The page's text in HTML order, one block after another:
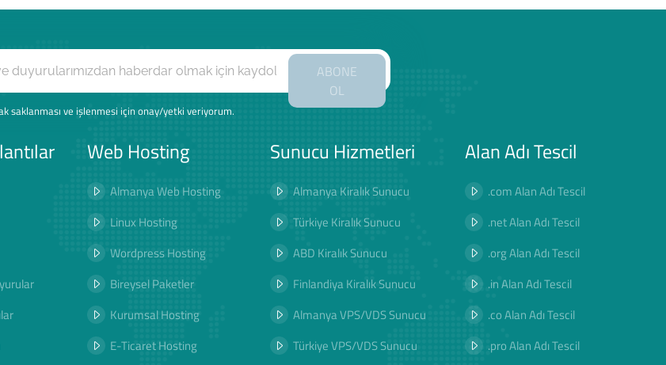
ABONE
OL
saklanması ve işlenmesi için onay/yetki veriyorum.
Web Hosting
Almanya Web Hosting
Linux Hosting
Wordpress Hosting
Bireysel Paketler
Kurumsal Hosting
E-Ticaret Hosting
Sunucu Hizmetleri
Almanya Kiralık Sunucu
Türkiye Kiralık Sunucu
ABD Kiralık Sunucu
Finlandiya Kiralık Sunucu
Almanya VPS/VDS Sunucu
Türkiye VPS/VDS Sunucu
Alan Adı Tescil
.com Alan Adı Tescil
.net Alan Adı Tescil
.org Alan Adı Tescil
.in Alan Adı Tescil
.co Alan Adı Tescil
.pro Alan Adı Tescil